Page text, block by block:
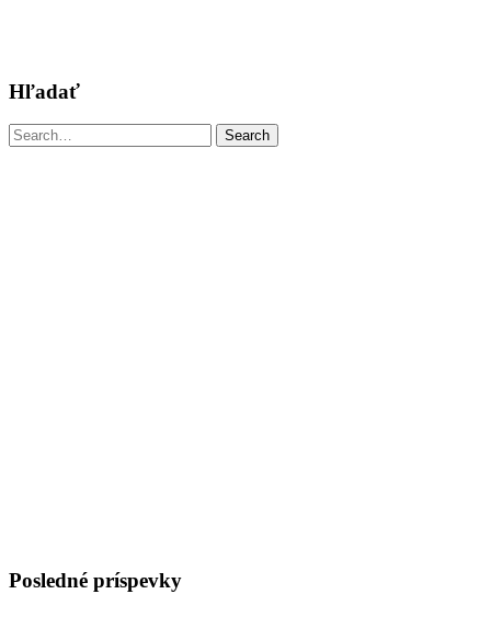
Hľadať
Search
for:
Search
Posledné príspevky